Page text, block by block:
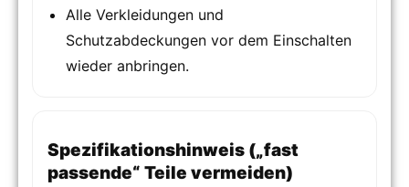
Alle Verkleidungen und
Schutzabdeckungen vor dem Einschalten
wieder anbringen.
Spezifikationshinweis („fast
passende“ Teile vermeiden)